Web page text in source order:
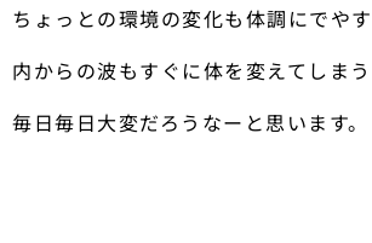
ちょっとの環境の変化も体調にでやす
内からの波もすぐに体を変えてしまう
毎日毎日大変だろうなーと思います。